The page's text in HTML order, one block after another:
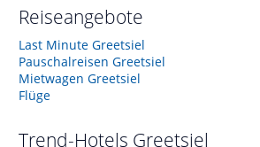
Reiseangebote
Last Minute Greetsiel
Pauschalreisen Greetsiel
Mietwagen Greetsiel
Flüge
Trend-Hotels Greetsiel